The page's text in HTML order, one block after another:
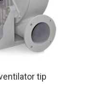
tip